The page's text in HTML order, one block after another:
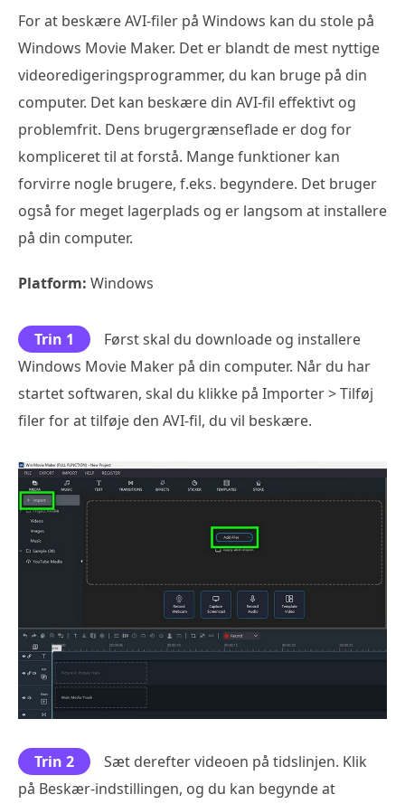
For at beskære AVI-filer på Windows kan du stole på
Windows Movie Maker. Det er blandt de mest nyttige
videoredigeringsprogrammer, du kan bruge på din
computer. Det kan beskære din AVI-fil effektivt og
problemfrit. Dens brugergrænseflade er dog for
kompliceret til at forstå. Mange funktioner kan
forvirre nogle brugere, f.eks. begyndere. Det bruger
også for meget lagerplads og er langsom at installere
på din computer.
Platform: Windows
Trin 1
Først skal du downloade og installere
Windows Movie Maker på din computer. Når du har
startet softwaren, skal du klikke på Importer > Tilføj
filer for at tilføje den AVI-fil, du vil beskære.
Trin 2
Sæt derefter videoen på tidslinjen. Klik
på Beskær-indstillingen, og du kan begynde at